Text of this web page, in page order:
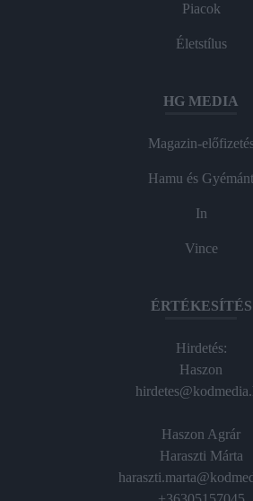
Piacok
Életstílus
HG MEDIA
Magazin-
Hamu és Gyémánt
In
Vince
ÉRTÉKESÍTÉS
Hirdetés:
Haszon
Haszon Agrár
Haraszti Márta